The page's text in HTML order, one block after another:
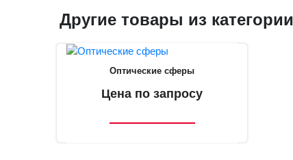
Другие товары из категории
Оптические сферы
Цена по запросу